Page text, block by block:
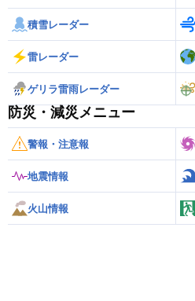
積雪レーダー
雷レーダー
ゲリラ雷雨レーダー
防災・減災メニュー
警報・注意報
地震情報
火山情報